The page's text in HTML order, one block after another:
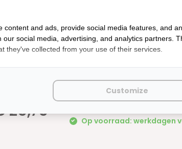
25,75 AL-KO Wielkeg
Op voorraad: werkdagen
content and ads, provide social media features, and
social media, advertising, and analytics partners.
they've collected from your use of their services.
Customize